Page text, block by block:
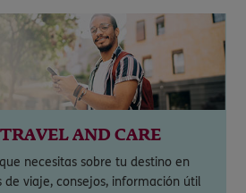
AND CARE
necesitas sobre tu destino en
de viaje, consejos, información útil